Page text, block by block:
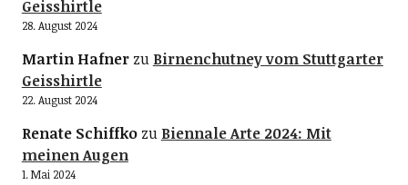
Geisshirtle
28. August 2024
Martin Hafnerzu Birnenchutney vom Stuttgarter
Geisshirtle
22. August 2024
Renate Schiffkozu Biennale Arte 2024: Mit
meinen Augen
1. Mai 2024